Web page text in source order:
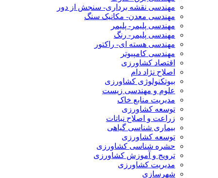
مهندسی نقشه برداری- سنجش از دور
مهندسی معدن- مکانیک سنگ
مهندسی پلیمر- پلیمر
مهندسی پلیمر- رنگ
مهندسی هسته ای- راکتور
مهندسی کامپیوتر
اقتصاد کشاورزی
اصلاح نژاد دام
بیوتکنولوژی کشاورزی
علوم و مهندسی زیست
مدیریت منابع خاک
توسعه کشاورزی
زراعت و اصلاح نباتات
بیماری شناسی گیاهی
توسعه کشاورزی
حشره شناسی کشاورزی
ترویج و آموزش کشاورزی
مدیریت کشاورزی
شهرسازی